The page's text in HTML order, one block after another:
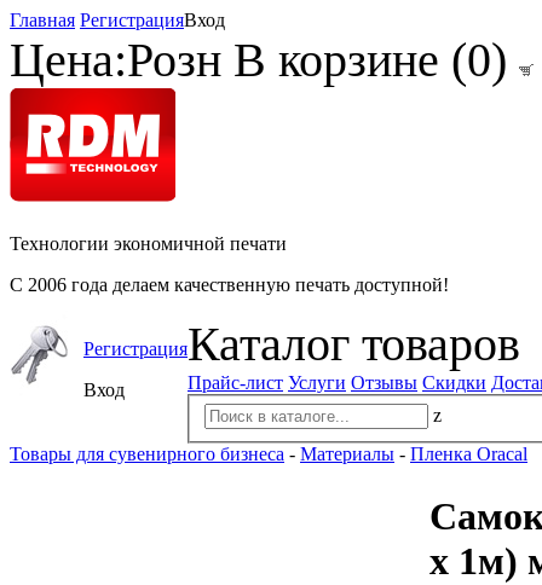
Главная РегистрацияВход
Цена:Розн В корзине (0)
Технологии экономичной печати
С 2006 года делаем качественную печать доступной!
Регистрация
Вход
Каталог товаров
Прайс-лист Услуги Отзывы Скидки
z
Товары для сувенирного бизнеса - Материалы - Пленка Oracal
х 1м)